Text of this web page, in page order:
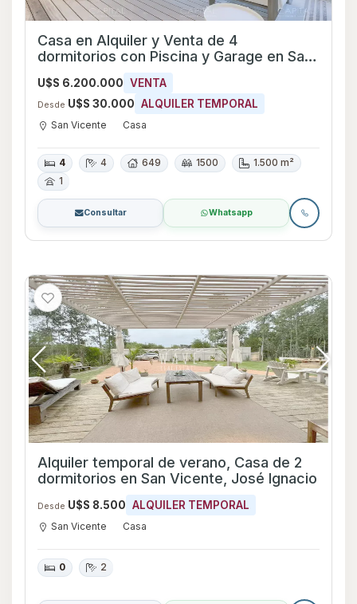
Casa en Alquiler y Venta de 4
dormitorios con Piscina y Garage en San
Vicente, Maldonado
U$S 6.200.000 VENTA
Desde U$S 30.000 ALQUILER TEMPORAL
San Vicente Casa
4 4 649 1500
1.500 m²
1
Consultar Whatsapp
Alquiler temporal de verano, Casa de 2
dormitorios en San Vicente, José Ignacio
Desde U$S 8.500 ALQUILER TEMPORAL
San Vicente Casa
0 2